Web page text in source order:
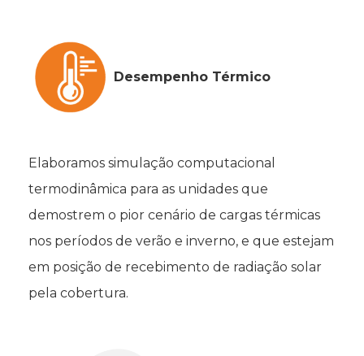
Desempenho Térmico
Elaboramos simulação computacional
termodinâmica para as unidades que
demostrem o pior cenário de cargas térmicas
nos períodos de verão e inverno, e que estejam
em posição de recebimento de radiação solar
pela cobertura.